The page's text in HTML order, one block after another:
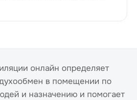
онлайн определяет
в помещении по
и назначению и помогает